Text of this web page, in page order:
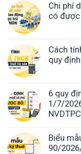
Chi phí
có được
Cách
quy
6 quy
1/7/
NVDTPC
Biểu
90/